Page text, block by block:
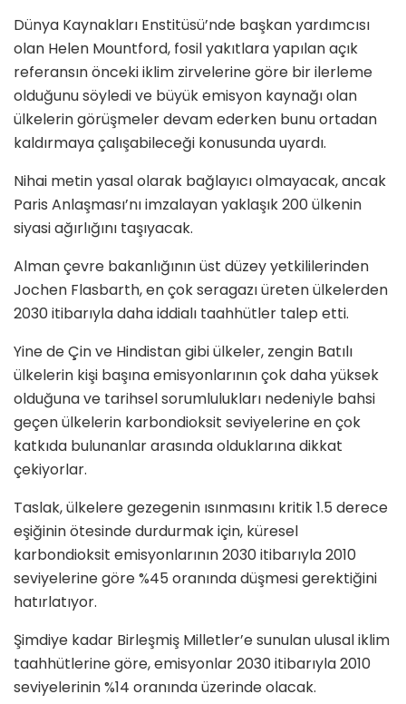
Dünya Kaynakları Enstitüsü’nde başkan yardımcısı
olan Helen Mountford, fosil yakıtlara yapılan açık
referansın önceki iklim zirvelerine göre bir ilerleme
olduğunu söyledi ve büyük emisyon kaynağı olan
ülkelerin görüşmeler devam ederken bunu ortadan
kaldırmaya çalışabileceği konusunda uyardı.
Nihai metin yasal olarak bağlayıcı olmayacak, ancak
Paris Anlaşması’nı imzalayan yaklaşık 200 ülkenin
siyasi ağırlığını taşıyacak.
Alman çevre bakanlığının üst düzey yetkililerinden
Jochen Flasbarth, en çok seragazı üreten ülkelerden
2030 itibarıyla daha iddialı taahhütler talep etti.
Yine de Çin ve Hindistan gibi ülkeler, zengin Batılı
ülkelerin kişi başına emisyonlarının çok daha yüksek
olduğuna ve tarihsel sorumlulukları nedeniyle bahsi
geçen ülkelerin karbondioksit seviyelerine en çok
katkıda bulunanlar arasında olduklarına dikkat
çekiyorlar.
Taslak, ülkelere gezegenin ısınmasını kritik 1.5 derece
eşiğinin ötesinde durdurmak için, küresel
karbondioksit emisyonlarının 2030 itibarıyla 2010
seviyelerine göre %45 oranında düşmesi gerektiğini
hatırlatıyor.
Şimdiye kadar Birleşmiş Milletler’e sunulan ulusal iklim
taahhütlerine göre, emisyonlar 2030 itibarıyla 2010
seviyelerinin %14 oranında üzerinde olacak.